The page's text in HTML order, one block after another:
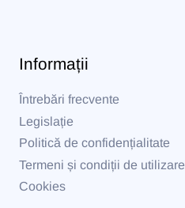
Informații
Întrebări frecvente
Legislație
Politică de confidențialitate
Termeni și condiții de utilizare
Cookies